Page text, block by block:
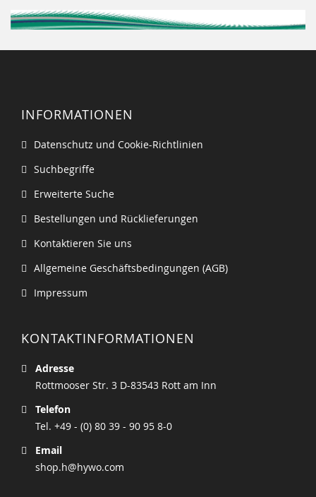
INFORMATIONEN
Datenschutz und Cookie-Richtlinien
Suchbegriffe
Erweiterte Suche
Bestellungen und Rücklieferungen
Kontaktieren Sie uns
Allgemeine Geschäftsbedingungen (AGB)
Impressum
KONTAKTINFORMATIONEN
Adresse
Rottmooser Str. 3 D-83543 Rott am Inn
Telefon
Tel. +49 - (0) 80 39 - 90 95 8-0
Email
shop.h@hywo.com